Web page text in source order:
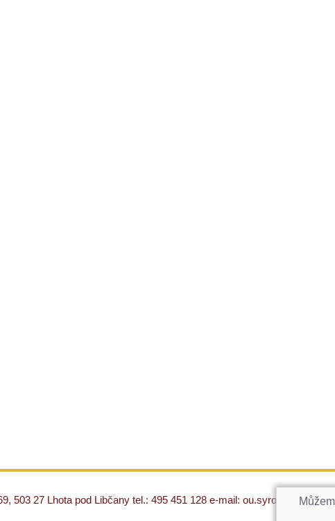
503 27 Lhota pod Libčany tel.: 495 451 128 e-mail: ou.syrovatka@c-